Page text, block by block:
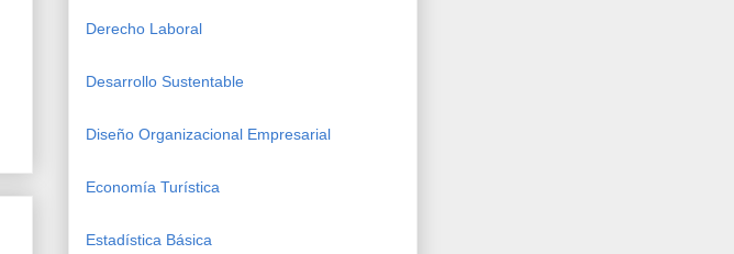
Derecho Laboral
Desarrollo Sustentable
Diseño Organizacional Empresarial
Economía Turística
Estadística Básica